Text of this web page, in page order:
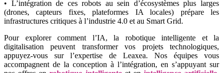
• L’intégration de ces robots au sein d’écosystèmes plus larges
(drones, capteurs fixes, plateformes IA locales) prépare les
infrastructures critiques à l’industrie 4.0 et au Smart Grid.
Pour explorer comment l’IA, la robotique intelligente et la
digitalisation peuvent transformer vos projets technologiques,
appuyez-vous sur l’expertise de Leaxea. Nos équipes vous
accompagnent de la conception à l’intégration, en s’appuyant sur